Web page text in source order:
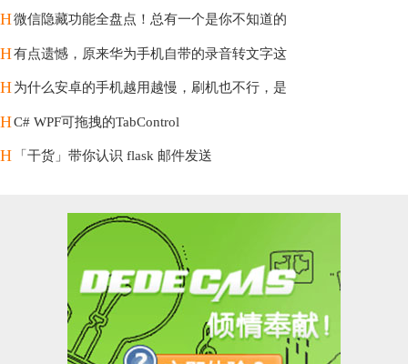
H微信隐藏功能全盘点！总有一个是你不知道的
H有点遗憾，原来华为手机自带的录音转文字这
H为什么安卓的手机越用越慢，刷机也不行，是
HC# WPF可拖拽的TabControl
H 「干货」带你认识 flask 邮件发送